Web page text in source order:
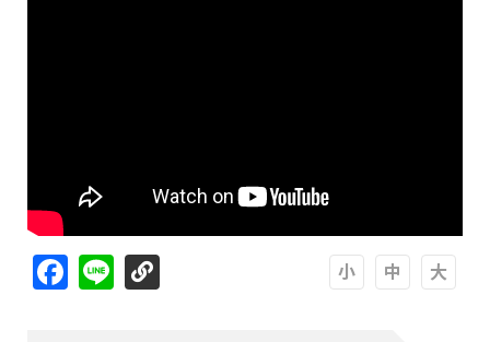
Facebook
Line